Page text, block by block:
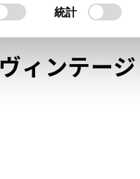
統計
モデル・年式・グレー
ィンテージ